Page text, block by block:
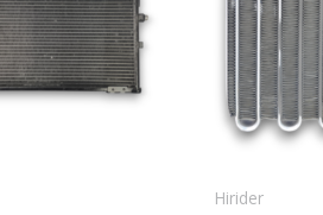
Hirider